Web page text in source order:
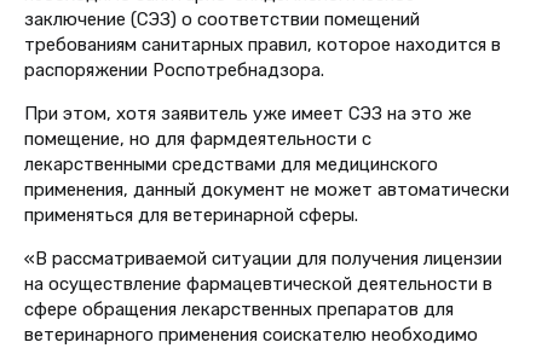
заключение (СЭЗ) о соответствии помещений
требованиям санитарных правил, которое находится в
распоряжении Роспотребнадзора.
При этом, хотя заявитель уже имеет СЭЗ на это же
помещение, но для фармдеятельности с
лекарственными средствами для медицинского
применения, данный документ не может автоматически
применяться для ветеринарной сферы.
«В рассматриваемой ситуации для получения лицензии
на осуществление фармацевтической деятельности в
сфере обращения лекарственных препаратов для
ветеринарного применения соискателю необходимо